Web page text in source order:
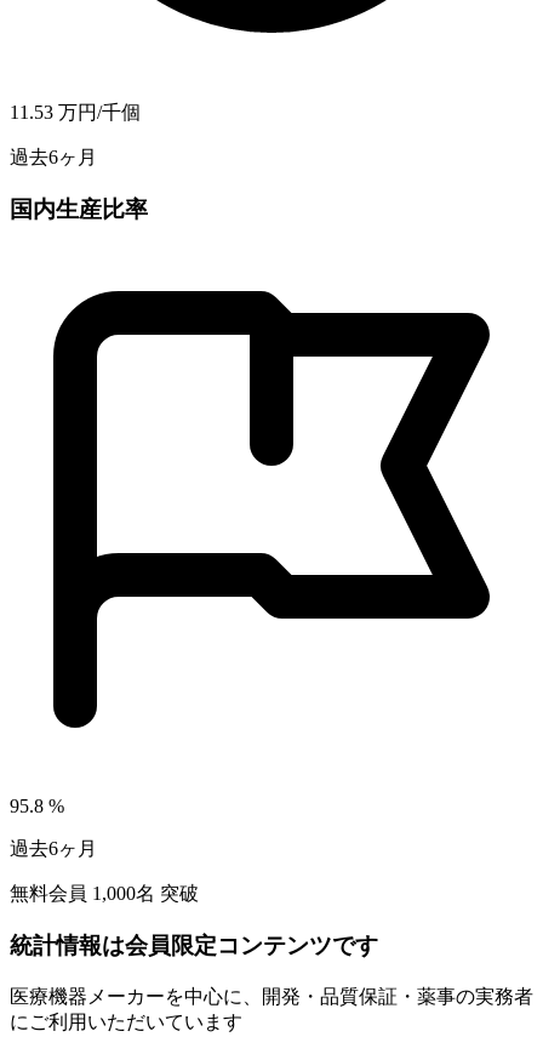
11.53 万円/千個
過去6ヶ月
国内生産比率
95.8 %
過去6ヶ月
無料会員 1,000名 突破
統計情報は会員限定コンテンツです
医療機器メーカーを中心に、開発・品質保証・薬事の実務者
にご利用いただいています